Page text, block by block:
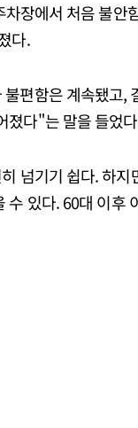
장에서 처음 불안
다.
편함은 계속됐고,
졌다"는 말을 들었
넘기기 쉽다. 하지
있다. 60대 이후